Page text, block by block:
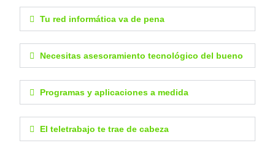
Tu red informática va de pena
Necesitas asesoramiento tecnológico del bueno
Programas y aplicaciones a medida
El teletrabajo te trae de cabeza